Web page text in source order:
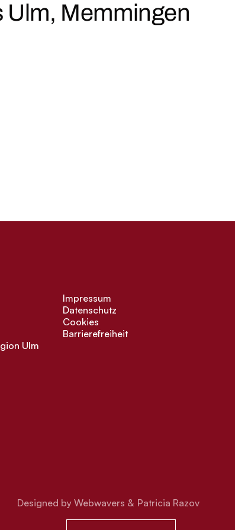
Ulm, Memmingen
Ulm
Impressum
Datenschutz
Cookies
Barrierefreiheit
Designed by Webwavers & Patricia Razov